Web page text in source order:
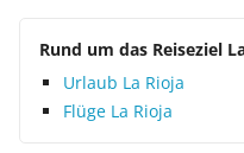
Rund um das Reiseziel
Urlaub La Rioja
Flüge La Rioja